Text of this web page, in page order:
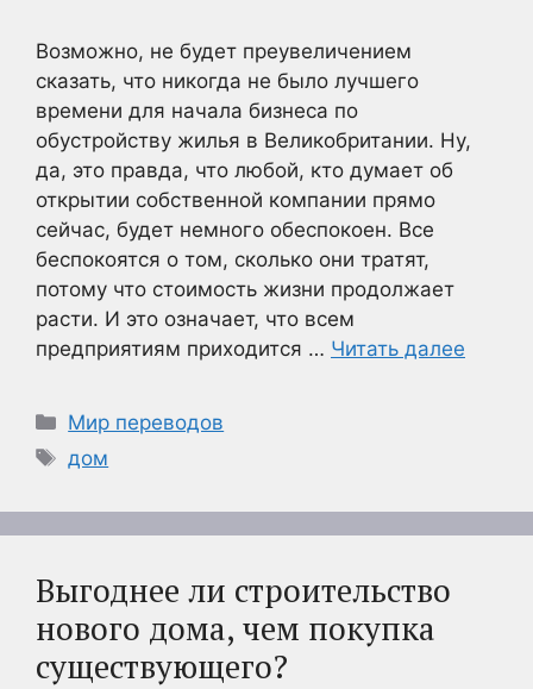
Возможно, не будет преувеличением
сказать, что никогда не было лучшего
времени для начала бизнеса по
обустройству жилья в Великобритании. Ну,
да, это правда, что любой, кто думает об
открытии собственной компании прямо
сейчас, будет немного обеспокоен. Все
беспокоятся о том, сколько они тратят,
потому что стоимость жизни продолжает
расти. И это означает, что всем
предприятиям приходится … Читать далее
Рубрики
Мир переводов
Метки
дом
Выгоднее ли строительство
нового дома, чем покупка
существующего?